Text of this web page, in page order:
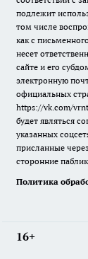
подлежит
том числе
как с
несет
сайте и его
электронную
официальных
https://vk.com/
будет являться
указанных
присланные
сторонние
Политика
16+